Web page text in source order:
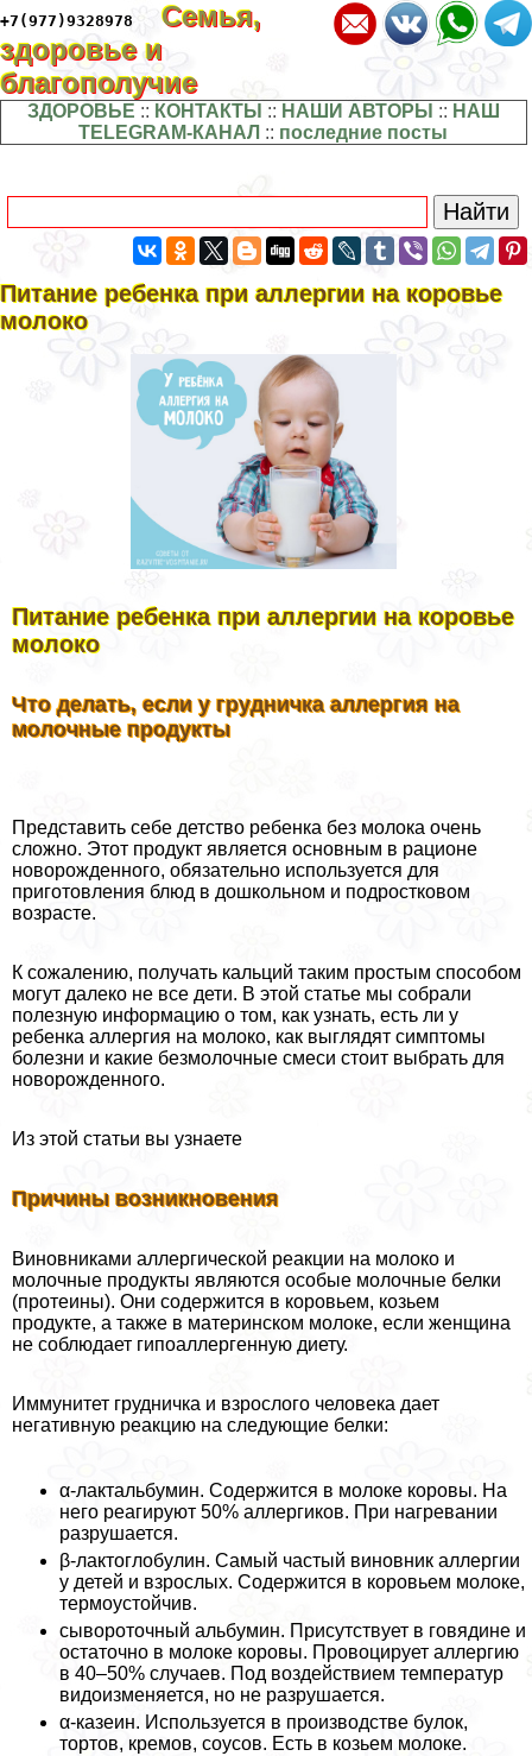
+7(977)9328978
Семья,
здоровье и
благополучие
ЗДОРОВЬЕ :: КОНТАКТЫ :: НАШИ АВТОРЫ :: НАШ
TELEGRAM-КАНАЛ :: последние посты
Питание ребенка при аллергии на коровье
молоко
Питание ребенка при аллергии на коровье
молоко
Что делать, если у грудничка аллергия на
молочные продукты
Представить себе детство ребенка без молока очень
сложно. Этот продукт является основным в рационе
новорожденного, обязательно используется для
приготовления блюд в дошкольном и подростковом
возрасте.
К сожалению, получать кальций таким простым способом
могут далеко не все дети. В этой статье мы собрали
полезную информацию о том, как узнать, есть ли у
ребенка аллергия на молоко, как выглядят симптомы
болезни и какие безмолочные смеси стоит выбрать для
новорожденного.
Из этой статьи вы узнаете
Причины возникновения
Виновниками аллергической реакции на молоко и
молочные продукты являются особые молочные белки
(протеины). Они содержится в коровьем, козьем
продукте, а также в материнском молоке, если женщина
не соблюдает гипоаллергенную диету.
Иммунитет грудничка и взрослого человека дает
негативную реакцию на следующие белки:
α-лактальбумин. Содержится в молоке коровы. На
него реагируют 50% аллергиков. При нагревании
разрушается.
β-лактоглобулин. Самый частый виновник аллергии
у детей и взрослых. Содержится в коровьем молоке,
термоустойчив.
сывороточный альбумин. Присутствует в говядине и
остаточно в молоке коровы. Провоцирует аллергию
в 40–50% случаев. Под воздействием температур
видоизменяется, но не разрушается.
α-казеин. Используется в производстве булок,
тортов, кремов, соусов. Есть в козьем молоке.